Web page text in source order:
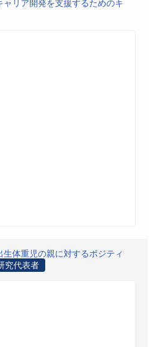
リア開発を支援するためのキ
体重児の親に対するポジティ
究代表者